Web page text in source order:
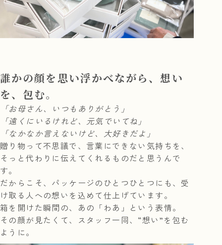
誰かの顔を思い浮かべながら、想い
を、包む。
「お母さん、いつもありがとう」
「遠くにいるけれど、元気でいてね」
「なかなか言えないけど、大好きだよ」
贈り物って不思議で、言葉にできない気持ちを、
そっと代わりに伝えてくれるものだと思うんで
す。
だからこそ、パッケージのひとつひとつにも、受
け取る人への想いを込めて仕上げています。
箱を開けた瞬間の、あの「わあ」という表情。
その顔が見たくて、スタッフ一同、“想い”を包む
ように。